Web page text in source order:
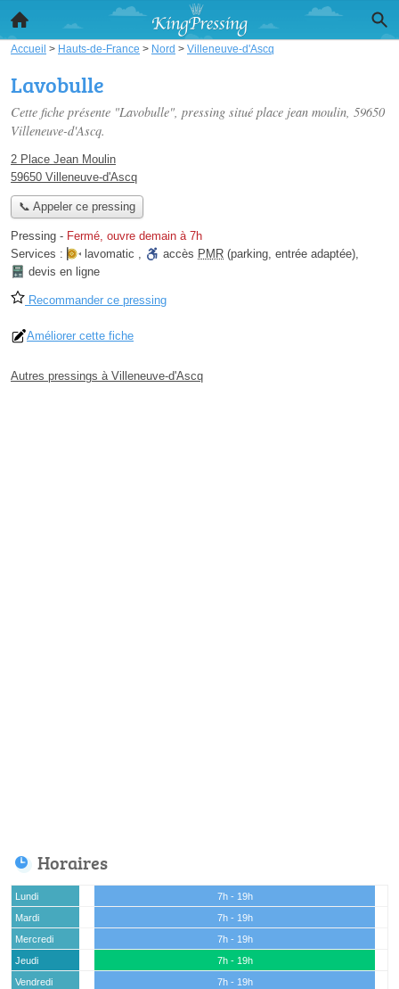
Accueil > Hauts-de-France > Nord > Villeneuve-d'Ascq
Lavobulle
Cette fiche présente "Lavobulle", pressing situé place jean moulin, 59650
Villeneuve-d'Ascq.
2 Place Jean Moulin
59650 Villeneuve-d'Ascq
📞 Appeler ce pressing
Pressing - Fermé, ouvre demain à 7h
Services :
lavomatic , accès PMR (parking, entrée adaptée),
devis en ligne
Recommander ce pressing
Améliorer cette fiche
Autres pressings à Villeneuve-d'Ascq
Horaires
Lundi
7h - 19h
Mardi
7h - 19h
Mercredi
7h - 19h
Jeudi
7h - 19h
Vendredi
7h - 19h